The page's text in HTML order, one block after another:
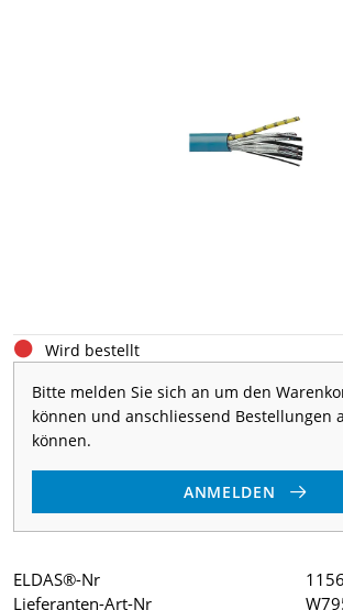
Wird bestellt
Bitte melden Sie sich an um den
können und anschliessend Bestellungen
können.
ANMELDEN
ELDAS®-Nr
Lieferanten-Art-Nr